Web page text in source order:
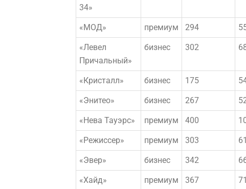
34»
«МОД» премиум 294
«Левел
Причальный»
бизнес 302
«Кристалл» бизнес 175
«Энитео» бизнес 267
«Нева Тауэрс» премиум 400
«Режиссер» премиум 303
«Эвер» бизнес 342
«Хайд» премиум 367